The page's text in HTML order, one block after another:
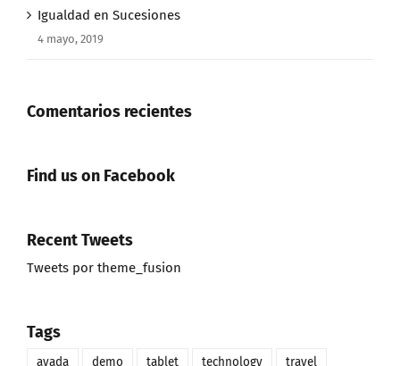
Igualdad en Sucesiones
4 mayo, 2019
Comentarios recientes
Find us on Facebook
Recent Tweets
Tweets por theme_fusion
Tags
avada demo tablet technology travel